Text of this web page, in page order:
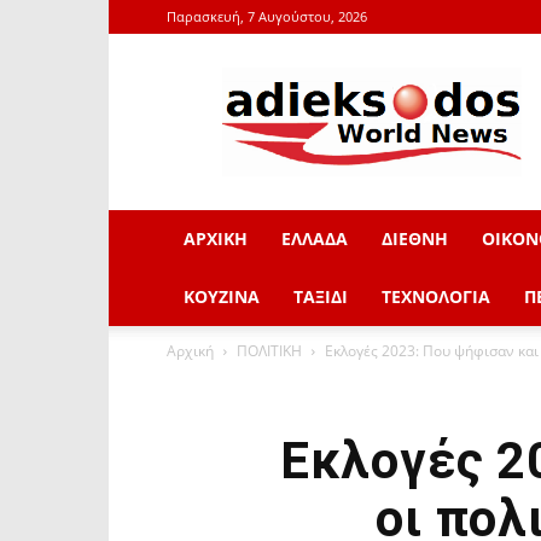
Παρασκευή, 7 Αυγούστου, 2026
adieksodos.gr
ΑΡΧΙΚΗ ΕΛΛΑΔΑ ΔΙΕΘΝΗ
ΚΟΥΖΙΝΑ ΤΑΞΙΔΙ ΤΕΧΝΟΛΟΓΙΑ
Αρχική ΠΟΛΙΤΙΚΗ Εκλογές 2023: Που ψήφισαν
Εκλογές
οι